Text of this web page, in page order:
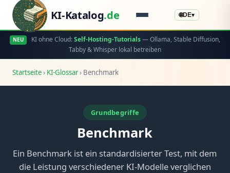
KI-Katalog.de 🌐DE▾
NEU KI ohne Cloud:Self-Hosting-Tutorials— Ollama, Stable Diffusion,
Tabby & Whisper lokal betreiben
Startseite› KI-Glossar› Benchmark
Grundbegriffe
Benchmark
Ein Benchmark ist ein standardisierter Test, mit dem
die Leistung verschiedener KI-Modelle verglichen